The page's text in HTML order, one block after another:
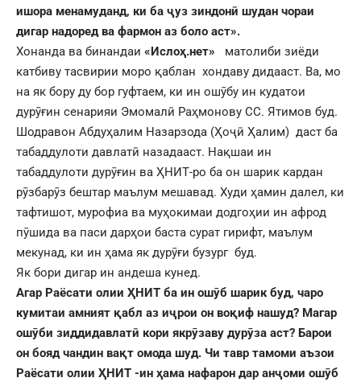
ишора менамуданд, ки ба ҷуз зиндонӣ шудан чораи
дигар надоред ва фармон аз боло аст».
Хонанда ва бинандаи «Ислоҳ.нет» матолиби зиёди
катбиву тасвирии моро қаблан хондаву дидааст. Ва, мо
на як бору ду бор гуфтаем, ки ин ошӯбу ин кудатои
дурӯғин сенарияи Эмомалӣ Раҳмонову СС. Ятимов буд.
Шодравон Абдуҳалим Назарзода (Ҳоҷӣ Ҳалим) даст ба
табаддулоти давлатӣ назадааст. Нақшаи ин
табаддулоти дурӯғин ва ҲНИТ-ро ба он шарик кардан
рӯзбарӯз бештар маълум мешавад. Худи ҳамин далел, ки
тафтишот, мурофиа ва муҳокимаи додгоҳии ин афрод
пӯшида ва паси дарҳои баста сурат гирифт, маълум
мекунад, ки ин ҳама як дурӯғи бузург буд.
Як бори дигар ин андеша кунед.
Агар Раёсати олии ҲНИТ ба ин ошӯб шарик буд, чаро
кумитаи амният қабл аз иҷрои он воқиф нашуд? Магар
ошӯби зиддидавлатӣ кори якрӯзаву дурӯза аст? Барои
он бояд чандин вақт омода шуд. Чи тавр тамоми аъзои
Раёсати олии ҲНИТ -ин ҳама нафарон дар анҷоми ошӯб